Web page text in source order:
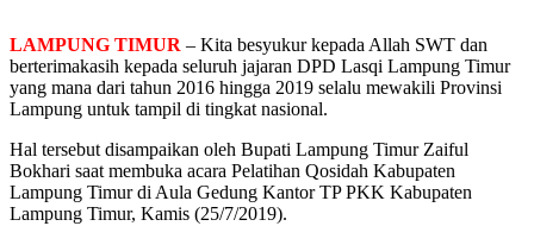
LAMPUNG TIMUR – Kita besyukur kepada Allah SWT dan
berterimakasih kepada seluruh jajaran DPD Lasqi Lampung Timur
yang mana dari tahun 2016 hingga 2019 selalu mewakili Provinsi
Lampung untuk tampil di tingkat nasional.
Hal tersebut disampaikan oleh Bupati Lampung Timur Zaiful
Bokhari saat membuka acara Pelatihan Qosidah Kabupaten
Lampung Timur di Aula Gedung Kantor TP PKK Kabupaten
Lampung Timur, Kamis (25/7/2019).